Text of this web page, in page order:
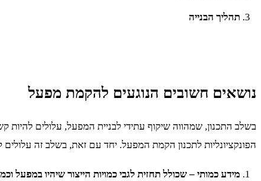
תהליך הבנייה
נושאים חשובים הנוגעים להקמת מפעל
בשלב התכנון, שמהווה שיקוף עתידי לבניית המפעל, עלולים
הפונקציונליות לתכנון הקמת המפעל. יחד עם זאת, בשלב זה
מידע כמותי – שכולל תחזית לגבי כמויות הייצור שיהיו במפעל